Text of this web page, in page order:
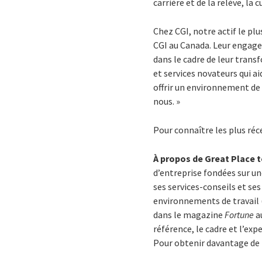
carrière et de la relève, la
Chez CGI, notre actif le
CGI au Canada. Leur
dans le cadre de leur
et services novateurs qui
offrir un environnement
nous. »
Pour connaître les plus
À propos de Great Place
d’entreprise fondées sur
ses services-conseils et
environnements de travail
dans le magazineFortune
référence, le cadre et
Pour obtenir davantage